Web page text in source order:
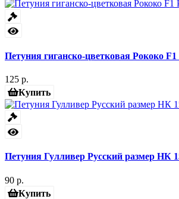
Петуния гиганско-цветковая Рококо
125 р.
Купить
Петуния Гулливер Русский размер НК
90 р.
Купить